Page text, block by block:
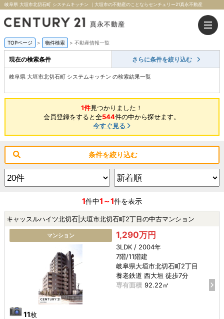
岐阜県 大垣市北切石町 システムキッチン ｜大垣市の不動産のことならセンチュリー21真永不動産
TOPページ > 物件検索 > 不動産情報一覧
現在の検索条件 さらに条件を絞り込む
岐阜県 大垣市北切石町 システムキッチン の検索結果一覧
1件見つかりました！
会員登録をすると全544件の中から探せます。
今すぐ見る
条件を絞り込む
1件中1～1件を表示
キャッスルハイツ北切石|大垣市北切石町2丁目の中古マンション
マンション
11枚
1,290万円
3LDK / 2004年
7階/11階建
岐阜県大垣市北切石町2丁目
養老鉄道 西大垣 徒歩7分
専有面積 92.22㎡